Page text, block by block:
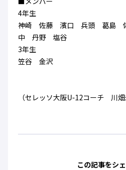
4年生
神崎 佐藤 濱口 兵頭 葛島
中 丹野 塩谷
3年生
笠谷 金沢
（セレッソ大阪U-12コーチ 川畑
この記事をシ